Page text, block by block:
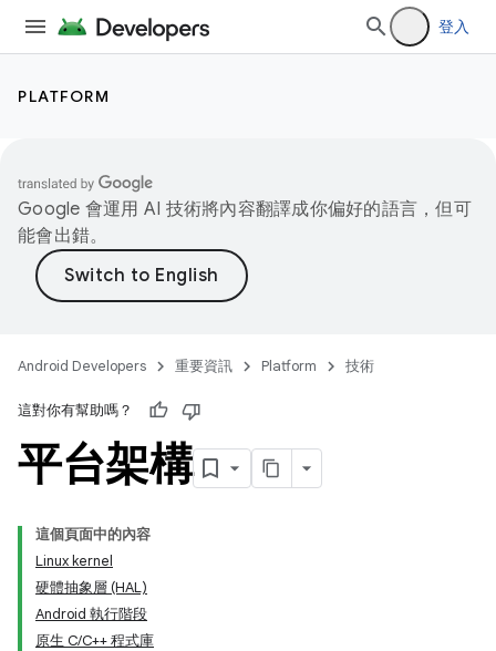
登入
PLATFORM
Google 會運用 AI 技術將內容翻譯成你偏好的語言，但可
能會出錯。
Android Developers 重要資訊 Platform 技術
這對你有幫助嗎？
平台架構
這個頁面中的內容
Linux kernel
硬體抽象層 (HAL)
Android 執行階段
原生 C/C++ 程式庫